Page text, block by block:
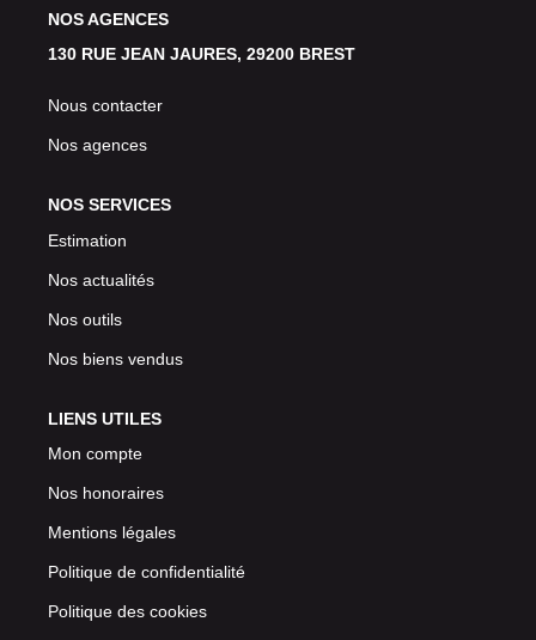
NOS AGENCES
130 RUE JEAN JAURES, 29200 BREST
Nous contacter
Nos agences
NOS SERVICES
Estimation
Nos actualités
Nos outils
Nos biens vendus
LIENS UTILES
Mon compte
Nos honoraires
Mentions légales
Politique de confidentialité
Politique des cookies